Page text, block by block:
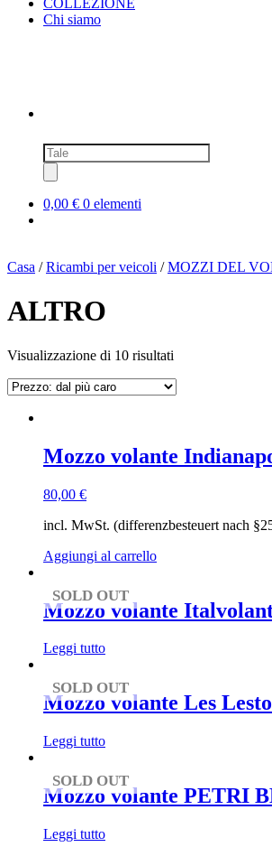
COLLEZIONE
Chi siamo
Ricerca
prodotti
0,00 € 0 elementi
Casa /Ricambi per veicoli /MOZZI DEL
ALTRO
Visualizzazione di 10 risultati
Mozzo volante
80,00 €
incl. MwSt. (differenzbesteuert nach
Aggiungi al carrello
SOLD OUT
Mozzo volante
Leggi tutto
SOLD OUT
Mozzo volante Les
Leggi tutto
SOLD OUT
Mozzo volante PETRI
Leggi tutto